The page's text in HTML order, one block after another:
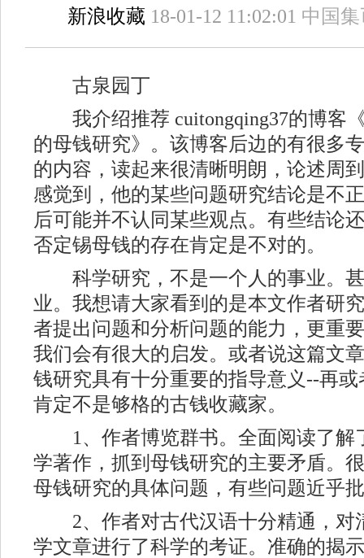
新浪收藏 18-01-12 11:02:01 中国
古泉园丁
我介绍推荐 cuitongqing37的博客
的母钱研究》。该博客后边的有很多
的内容，读起来很清晰明朗，论述周
感觉到，他的某些问题研究结论是不
后可能并不认同某些观点。有些结论
否定锡母钱的存在肯定是不对的。
科学研究，不是一个人的事业。甚
业。我想请大家看到的是本文作者研
者提出问题和分析问题的能力，更重
我们会有很大的启发。或者说这篇文
钱研究具有十分重要的指导意义--再
肯定不是够格的古钱收藏家。
1、作者博览群书。全面阅读了解
学著作，抓到母钱研究的主要矛盾。
母钱研究的具体问题，有些问题近乎
2、作者对古代汉语十分精通，对
学文章进行了科学的考证。准确的揭